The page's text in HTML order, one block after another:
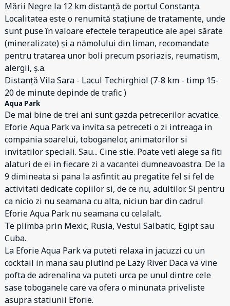
Mării Negre la 12 km distanță de portul Constanța.
Localitatea este o renumită stațiune de tratamente, unde
sunt puse în valoare efectele terapeutice ale apei sărate
(mineralizate) și a nămolului din liman, recomandate
pentru tratarea unor boli precum psoriazis, reumatism,
alergii, ș.a.
Distanță Vila Sara - Lacul Techirghiol (7-8 km - timp 15-
20 de minute depinde de trafic )
Aqua Park
De mai bine de trei ani sunt gazda petrecerilor acvatice.
Eforie Aqua Park va invita sa petreceti o zi intreaga in
compania soarelui, toboganelor, animatorilor si
invitatilor speciali. Sau... Cine stie. Poate veti alege sa fiti
alaturi de ei in fiecare zi a vacantei dumneavoastra. De la
9 dimineata si pana la asfintit au pregatite fel si fel de
activitati dedicate copiilor si, de ce nu, adultilor. Si pentru
ca nicio zi nu seamana cu alta, niciun bar din cadrul
Eforie Aqua Park nu seamana cu celalalt.
Te plimba prin Mexic, Rusia, Vestul Salbatic, Egipt sau
Cuba.
La Eforie Aqua Park va puteti relaxa in jacuzzi cu un
cocktail in mana sau plutind pe Lazy River. Daca va vine
pofta de adrenalina va puteti urca pe unul dintre cele
sase toboganele care va ofera o minunata priveliste
asupra statiunii Eforie.